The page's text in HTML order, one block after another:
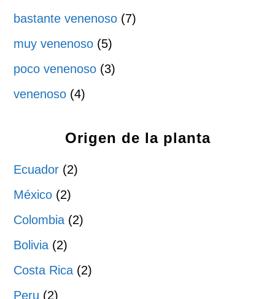
bastante venenoso (7)
muy venenoso (5)
poco venenoso (3)
venenoso (4)
Origen de la planta
Ecuador (2)
México (2)
Colombia (2)
Bolivia (2)
Costa Rica (2)
Peru (2)